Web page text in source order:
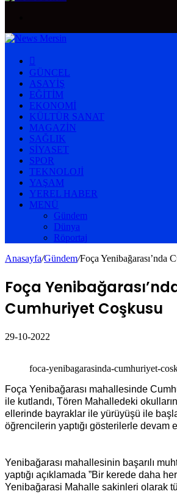
...
GÜNCEL
ASAYIŞ
EĞITIM
EKONOMI
KÜLTÜR SANAT
MAGAZIN
SAĞLIK
SIYASET
SPOR
TEKNOLOJI
YAŞAM
YEREL HABER
MENÜ
Gündem
Dünya
Röportaj
Anasayfa/Gündem/Foça Yenibağarası’nda
Foça
Cumhuriyet Coşkusu
29-10-2022
foca-yenibagarasinda-cumhuriyet-
Foça Yenibağarası mahallesinde
ile kutlandı, Tören Mahalledeki
ellerinde bayraklar ile yürüyüşü ile
öğrencilerin yaptığı gösterilerle devam
Yenibağarası mahallesinin başarılı
yaptığı açıklamada ”Bir kerede daha
Yenibağarasi Mahalle sakinleri olarak